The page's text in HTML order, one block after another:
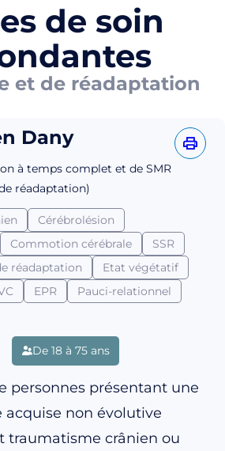
de soin
et de réadaptation
Dany
à temps complet et de SMR
réadaptation)
Cérébrolésion
Commotion cérébrale
SSR
réadaptation
Etat végétatif
EPR
Pauci-relationnel
De 18 à 75 ans
personnes présentant une
acquise non évolutive
traumatisme crânien ou